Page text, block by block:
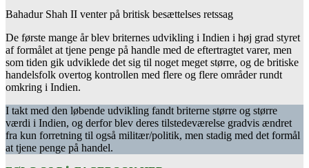
Bahadur Shah II venter på britisk besættelses retssag
De første mange år blev briternes udvikling i Indien i høj grad styret
af formålet at tjene penge på handle med de eftertragtet varer, men
som tiden gik udviklede det sig til noget meget større, og de britiske
handelsfolk overtog kontrollen med flere og flere områder rundt
omkring i Indien.
I takt med den løbende udvikling fandt briterne større og større
værdi i Indien, og derfor blev deres tilstedeværelse gradvis ændret
fra kun forretning til også militær/politik, men stadig med det formål
at tjene penge på handel.